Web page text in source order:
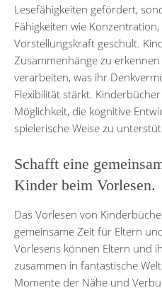
Lesefähigkeiten gefördert,
Fähigkeiten wie
Vorstellungskraft geschult.
Zusammenhänge zu
verarbeiten, was ihr
Flexibilität stärkt.
Möglichkeit, die kognitive
spielerische Weise zu
Schafft eine
Kinder beim Vorlesen.
Das Vorlesen von
gemeinsame Zeit für Eltern
Vorlesens können Eltern und
zusammen in fantastische
Momente der Nähe und